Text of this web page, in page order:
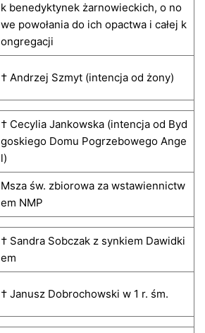
k benedyktynek żarnowieckich, o no
we powołania do ich opactwa i całej k
ongregacji
† Andrzej Szmyt (intencja od żony)
† Cecylia Jankowska (intencja od Byd
goskiego Domu Pogrzebowego Ange
l)
Msza św. zbiorowa za wstawiennictw
em NMP
† Sandra Sobczak z synkiem Dawidki
em
† Janusz Dobrochowski w 1 r. śm.